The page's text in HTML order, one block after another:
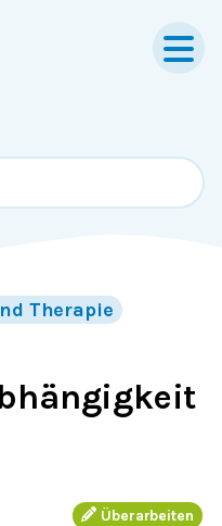
Therapie
Überarbeiten